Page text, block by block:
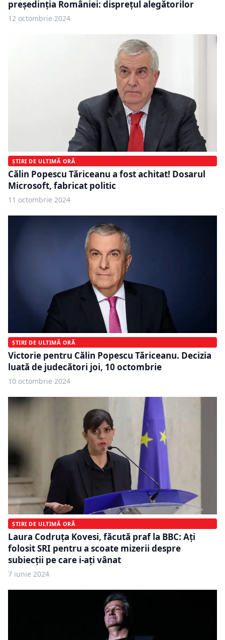
președinția României: disprețul alegătorilor
12 octombrie 2024
ȘTIRI DE ULTIMĂ ORĂ
Călin Popescu Tăriceanu a fost achitat! Dosarul
Microsoft, fabricat politic
11 octombrie 2024
ȘTIRI DE ULTIMĂ ORĂ
Victorie pentru Călin Popescu Tăriceanu. Decizia
luată de judecători joi, 10 octombrie
10 octombrie 2024
ȘTIRI DE ULTIMĂ ORĂ
Laura Codruța Kovesi, făcută praf la BBC: Ați
folosit SRI pentru a scoate mizerii despre
subiecții pe care i-ați vânat
7 iunie 2024